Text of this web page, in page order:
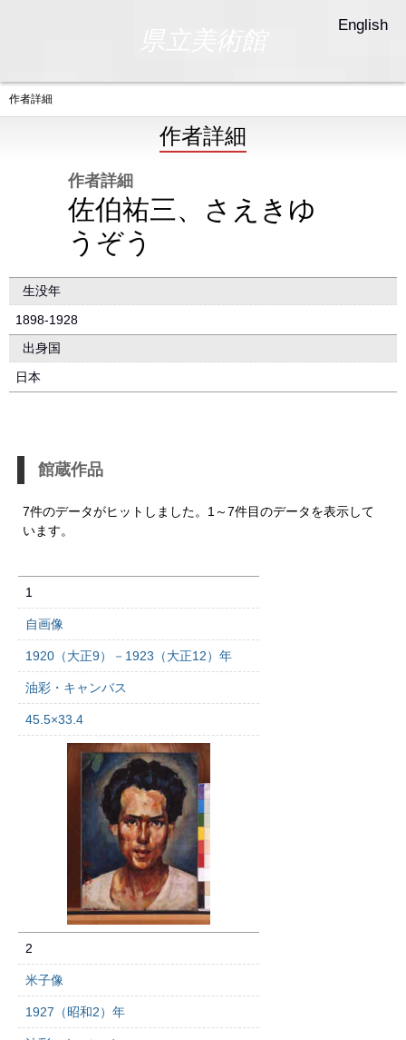
English
作者詳細
作者詳細
作者詳細
佐伯祐三、さえきゆ
うぞう
生没年
1898-1928
出身国
日本
館蔵作品
7件のデータがヒットしました。1～7件目のデータを表示して
います。
1
自画像
1920（大正9）－1923（大正12）年
油彩・キャンバス
45.5×33.4
2
米子像
1927（昭和2）年